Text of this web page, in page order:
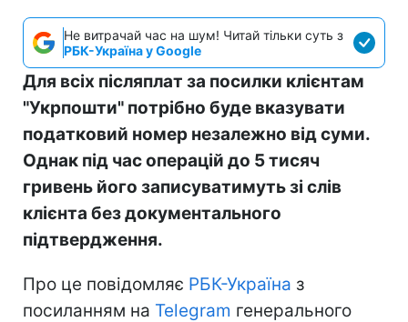
Не витрачай час на шум! Читай тільки суть з
РБК-Україна у Google
Для всіх післяплат за посилки клієнтам
"Укрпошти" потрібно буде вказувати
податковий номер незалежно від суми.
Однак під час операцій до 5 тисяч
гривень його записуватимуть зі слів
клієнта без документального
підтвердження.
Про це повідомляє РБК-Україна з
посиланням на Telegram генерального